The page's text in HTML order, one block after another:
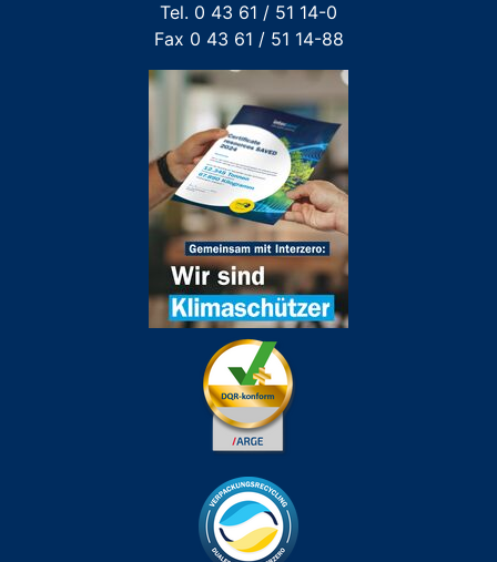
Tel. 0 43 61 / 51 14-0
Fax 0 43 61 / 51 14-88